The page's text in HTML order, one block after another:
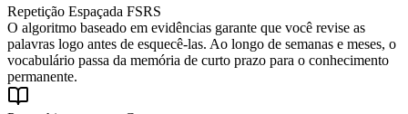
Repetição Espaçada FSRS
O algoritmo baseado em evidências garante que você revise as
palavras logo antes de esquecê-las. Ao longo de semanas e meses, o
vocabulário passa da memória de curto prazo para o conhecimento
permanente.